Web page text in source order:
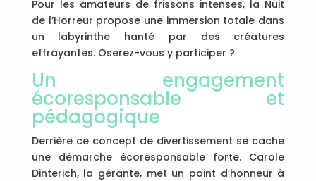
Pour les amateurs de frissons intenses, la Nuit
de l’Horreur propose une immersion totale dans
un labyrinthe hanté par des créatures
effrayantes. Oserez-vous y participer ?
Un engagement
écoresponsable et
pédagogique
Derrière ce concept de divertissement se cache
une démarche écoresponsable forte. Carole
Dinterich, la gérante, met un point d’honneur à